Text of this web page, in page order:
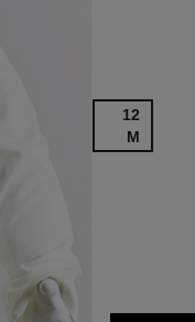
12
Μ